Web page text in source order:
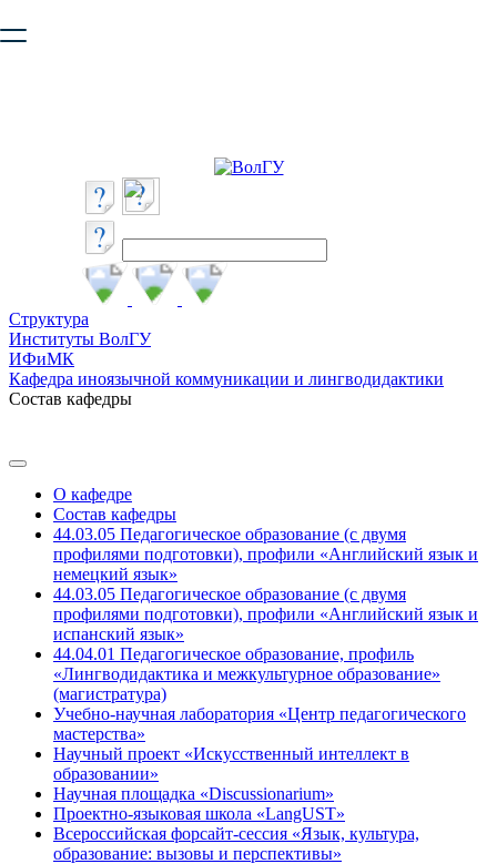
безопасную работу с сайтом. Пожалуйста
Структура
Институты ВолГУ
ИФиМК
Кафедра иноязычной коммуникации и лингводидактики
Состав кафедры
О кафедре
Состав кафедры
44.03.05 Педагогическое образование (с двумя
профилями подготовки), профили «Английский язык и
немецкий язык»
44.03.05 Педагогическое образование (с двумя
профилями подготовки), профили «Английский язык и
испанский язык»
44.04.01 Педагогическое образование, профиль
«Лингводидактика и межкультурное образование»
(магистратура)
Учебно-научная лаборатория «Центр педагогического
мастерства»
Научный проект «Искусственный интеллект в
образовании»
Научная площадка «Discussionarium»
Проектно-языковая школа «LangUST»
Всероссийская форсайт-сессия «Язык, культура,
образование: вызовы и перспективы»